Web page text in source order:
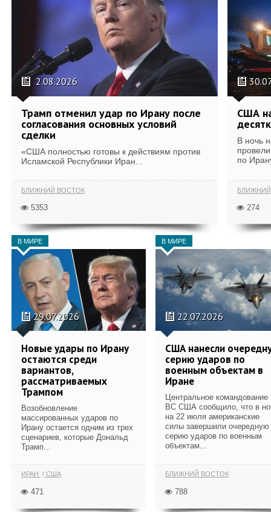
2.08.2026
Трамп отменил удар по Ирану после
согласования основных условий
сделки
«США полностью готовы к действиям против
Исламской Республики Иран...
БЛИЖНИЙ ВОСТОК
5353
США
В ночь
по
274
В МИРЕ
29.07.2026
Новые удары по Ирану
остаются среди
вариантов,
рассматриваемых
Трампом
Возобновление
массированных ударов по
Ирану остается одним из трех
сценариев, которые Дональд
Трамп...
ИРАН США
471
В МИРЕ
22.07.2026
США нанесли
серию ударов по
военным объектам в
Иране
Центральное командование
ВС США сообщило, что в
на 22 июля американские
силы завершили очередную
серию ударов по военным
объектам...
БЛИЖНИЙ ВОСТОК
788